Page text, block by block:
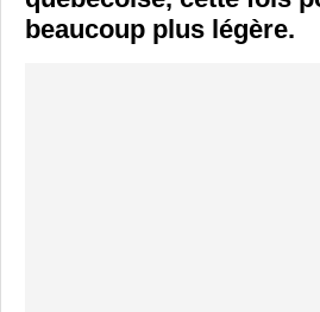
beaucoup plus légère.